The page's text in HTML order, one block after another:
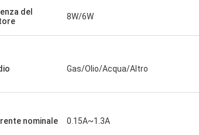
attuatori elettrici sono utilizzati
le vane dei nostri compressori
prodotti molto affidabili e
del
8W/6W
Gas/Olio/Acqua/Altro
nominale 0.15A~1.3A